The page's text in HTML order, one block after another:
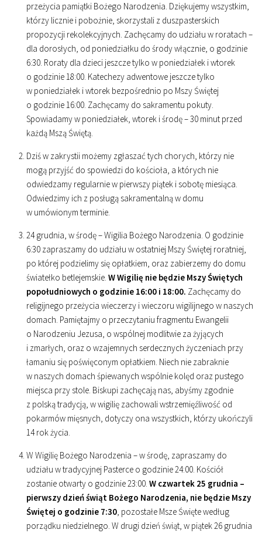
przeżycia pamiątki Bożego Narodzenia. Dziękujemy wszystkim,
którzy licznie i pobożnie, skorzystali z duszpasterskich
propozycji rekolekcyjnych. Zachęcamy do udziału w roratach –
dla dorosłych, od poniedziałku do środy włącznie, o godzinie
6:30. Roraty dla dzieci jeszcze tylko w poniedziałek i wtorek
o godzinie18:00. Katechezy adwentowe jeszcze tylko
w poniedziałek i wtorek bezpośrednio po Mszy Świętej
o godzinie16:00. Zachęcamy do sakramentu pokuty.
Spowiadamy w poniedziałek, wtorek i środę – 30 minut przed
każdą Mszą Świętą.
Dziś w zakrystii możemy zgłaszać tych chorych, którzy nie
mogą przyjść do spowiedzi do kościoła, a których nie
odwiedzamy regularnie w pierwszy piątek i sobotę miesiąca.
Odwiedzimy ich z posługą sakramentalną w domu
w umówionym terminie.
24 grudnia, w środę – Wigilia Bożego Narodzenia. O godzinie
6:30 zapraszamy do udziału w ostatniej Mszy Świętej roratniej,
po której podzielimy się opłatkiem, oraz zabierzemy do domu
światełko betlejemskie. W Wigilię nie będzie Mszy Świętych
popołudniowych o godzinie 16:00 i 18:00. Zachęcamy do
religijnego przeżycia wieczerzy i wieczoru wigilijnego w naszych
domach. Pamiętajmy o przeczytaniu fragmentu Ewangelii
o Narodzeniu Jezusa, o wspólnej modlitwie za żyjących
i zmarłych, oraz o wzajemnych serdecznych życzeniach przy
łamaniu się poświęconym opłatkiem. Niech nie zabraknie
w naszych domach śpiewanych wspólnie kolęd oraz pustego
miejsca przy stole. Biskupi zachęcają nas, abyśmy zgodnie
z polską tradycją, w wigilię zachowali wstrzemięźliwość od
pokarmów mięsnych, dotyczy ona wszystkich, którzy ukończyli
14 rok życia.
W Wigilię Bożego Narodzenia – w środę, zapraszamy do
udziału w tradycyjnej Pasterce o godzinie24:00. Kościół
zostanie otwarty o godzinie23:00. W czwartek 25 grudnia –
pierwszy dzień świąt Bożego Narodzenia, nie będzie Mszy
Świętej o godzinie 7:30, pozostałe Msze Święte według
porządku niedzielnego. W drugi dzień świąt, w piątek 26 grudnia